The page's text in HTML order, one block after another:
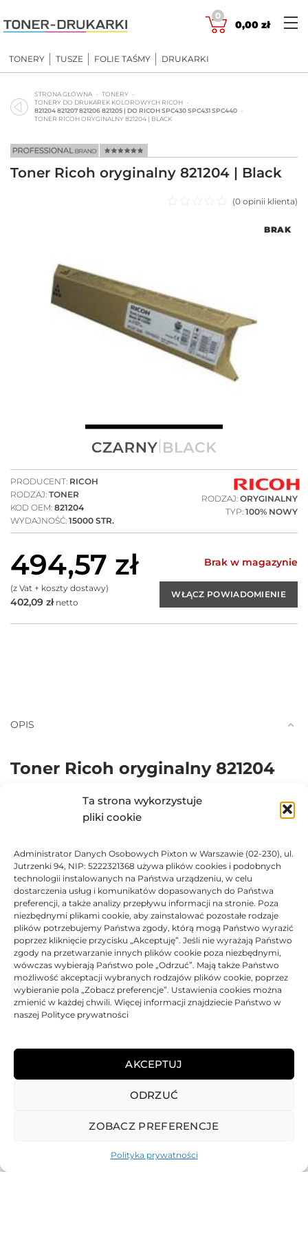
Ta strona wykorzystuje
pliki cookie
Administrator Danych Osobowych Pixton w Warszawie (02-230), ul.
Jutrzenki 94, NIP: 5222321368 używa plików cookies i podobnych
technologii instalowanych na Państwa urządzeniu, w celu
dostarczenia usług i komunikatów dopasowanych do Państwa
preferencji, a także analizy przepływu informacji na stronie. Poza
niezbędnymi plikami cookie, aby zainstalować pozostałe rodzaje
plików potrzebujemy Państwa zgody, którą mogą Państwo wyrazić
poprzez kliknięcie przycisku „Akceptuję”. Jeśli nie wyrażają Państwo
zgody na przetwarzanie innych plików cookie poza niezbędnymi,
wówczas wybierają Państwo pole „Odrzuć”. Mają także Państwo
możliwość akceptacji wybranych rodzajów plików cookie, poprzez
wybieranie pola „Zobacz preferencje”. Ustawienia cookies można
zmienić w każdej chwili. Więcej informacji znajdziecie Państwo w
naszej Polityce prywatności
AKCEPTUJ
ODRZUĆ
ZOBACZ PREFERENCJE
Polityka prywatności
to
content
0
0,00 zł
TONERY TUSZE FOLIE TAŚMY DRUKARKI
STRONA GŁÓWNA
TONERY
TONERY DO DRUKAREK KOLOROWYCH RICOH
821204 821207 821206 821205 | DO RICOH SPC430 SPC431 SPC440
TONER RICOH ORYGINALNY 821204 | BLACK
Toner Ricoh oryginalny 821204 | Black
(0 opinii klienta)
BRAK
PRODUCENT: RICOH
RODZAJ: TONER
KOD OEM: 821204
WYDAJNOŚĆ: 15000 STR.
RODZAJ: ORYGINALNY
TYP: 100% NOWY
494,57 zł
(z Vat + koszty dostawy)
402,09 złnetto
Brak w magazynie
OPIS
Toner Ricoh oryginalny 821204
Oryginalny czarny tonerRicoh
C430DN, Ricoh Aficio SP C431DN,821279 Ricoh Aficio SP
C440DN.
Zapewniaszybki i precyzyjnywydruk.
DANE TECHNICZNE
KOMPATYBILNOŚĆ
PRODUKTY POWIĄZANE
KOSZTY DOSTAWY